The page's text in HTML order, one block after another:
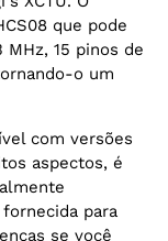
que pode
15 pinos de
o um
com versões
aspectos, é
para
se você